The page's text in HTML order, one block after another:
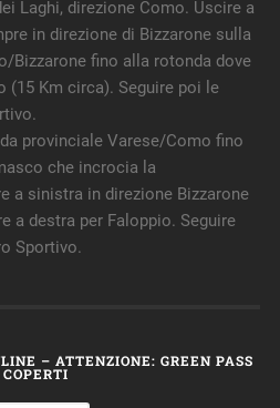
Laghi, direzione Como. Uscire a
in direzione di Bizzarone sulla
Bizzarone fino alla rotonda dove
(15 Km circa). Seguire poi le
provinciale Varese/Como fino
che incrocia la
a sinistra in direzione Bizzarone
a destra per Faloppio. Seguire
Sportivo.
– ATTENZIONE: GREEN PASS